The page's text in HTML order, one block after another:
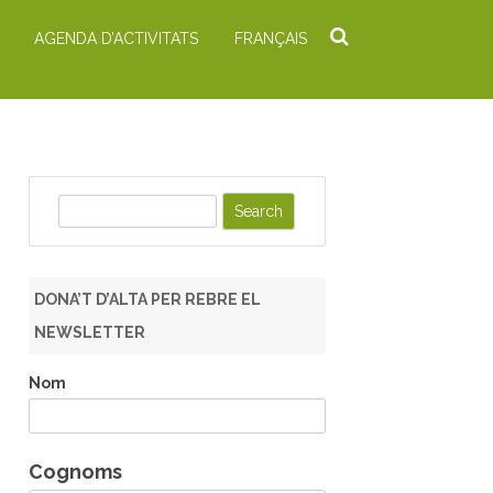
AGENDA D’ACTIVITATS FRANÇAIS
h
DONA’T D’ALTA PER REBRE EL
NEWSLETTER
Nom
Cognoms